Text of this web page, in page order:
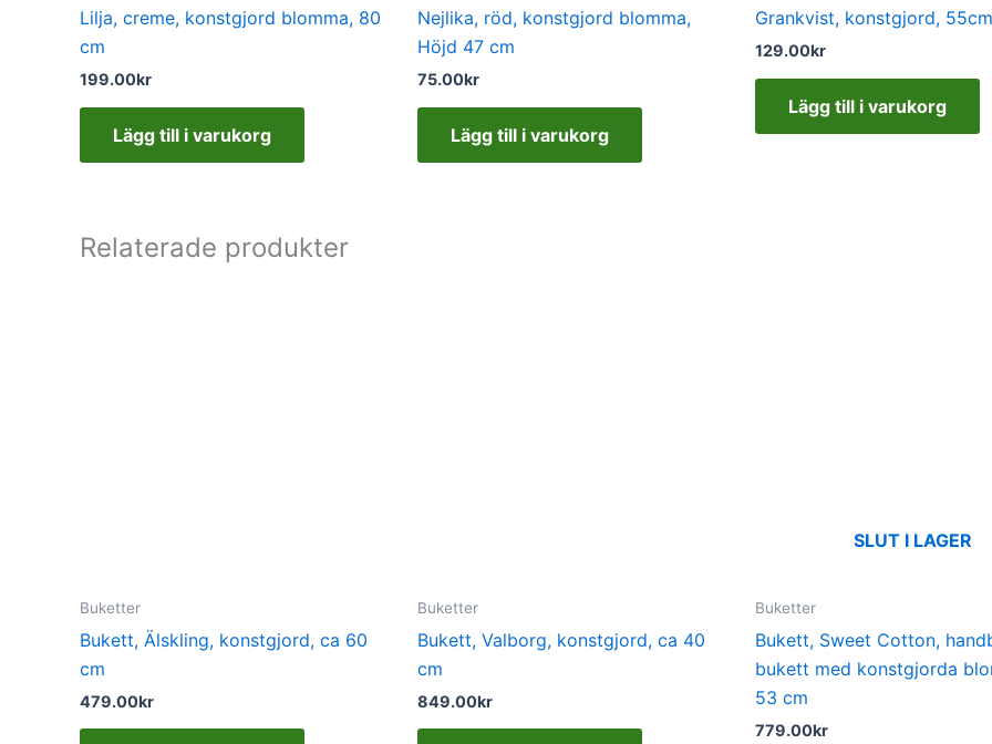
Lilja, creme, konstgjord blomma, 80
cm
199.00kr
Lägg till i varukorg
Nejlika, röd, konstgjord blomma,
Höjd 47 cm
75.00kr
Lägg till i varukorg
Grankvist, konstgjord, 55cm
129.00kr
Lägg till i varukorg
Relaterade produkter
Buketter
Bukett, Älskling, konstgjord, ca 60
cm
479.00kr
Buketter
Bukett, Valborg, konstgjord, ca 40
cm
849.00kr
SLUT I LAGER
Buketter
Bukett, Sweet Cotton,
bukett med konstgjorda
53 cm
779.00kr